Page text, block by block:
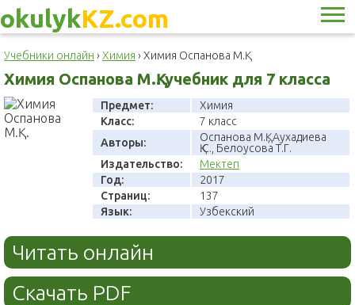
okulykKZ.com
Учебники онлайн ›Химия ›Химия Оспанова М.Қ.
Химия Оспанова М.Қ. учебник для 7 класса
Предмет:
Химия
Класс:
7 класс
Авторы:
Оспанова М.Қ., Аухадиева
Қ.С., Белоусова Т.Г.
Издательство:
Мектеп
Год:
2017
Страниц:
137
Язык:
Узбекский
Читать онлайн
Скачать PDF